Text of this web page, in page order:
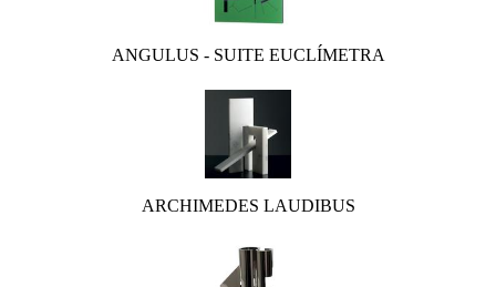
ANGULUS - SUITE EUCLÍMETRA
ARCHIMEDES LAUDIBUS